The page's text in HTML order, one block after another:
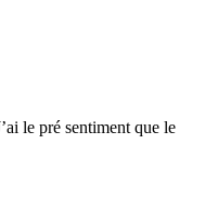
le pré sentiment que le